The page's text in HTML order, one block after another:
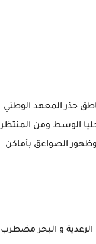
حذر المعهد الوطني
الوسط ومن المنتظر
وظهور الصواعق بأماكن
و البحر مضطرب